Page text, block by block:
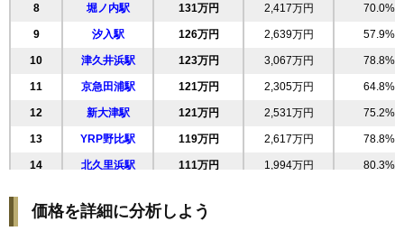
(24.5万円/㎡~27.1万円/㎡)
マンションナビで
無料一括査定をする
神奈川県横須賀市池田町1丁目
交通 新大津駅（8分）
相場
(24.4万円/㎡~27.0万円/㎡)
26 安針台 136万円 3,253万円 76.1%
27 久里浜 135万円 2,428万円 43.7%
28 東浦賀 132万円 2,110万円 90.8%
29 舟倉 128万円 2,439万円 61.6%
30 西浦賀 125万円 2,738万円 54.2%
31 小川町 124万円 1,979万円 91.2%
32 船越町 124万円 2,346万円 62.6%
34 坂本町 120万円
8 堀ノ内駅 131万円 2,417万円 70.0%
9 汐入駅 126万円 2,639万円 57.9%
10 津久井浜駅 123万円 3,067万円 78.8%
11 京急田浦駅 121万円 2,305万円 64.8%
12 新大津駅 121万円 2,531万円 75.2%
13 YRP野比駅 119万円 2,617万円 78.8%
14 北久里浜駅 111万円 1,994万円 80.3%
16 浦賀駅 108万円
価格を詳細に分析しよう